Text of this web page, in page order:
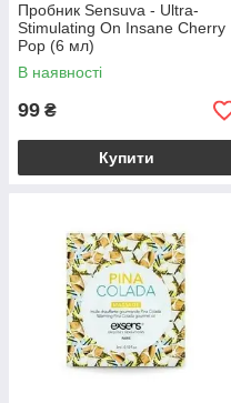
Пробник Sensuva - Ultra-
Stimulating On Insane Cherry
Pop (6 мл)
В наявності
99 ₴
Купити